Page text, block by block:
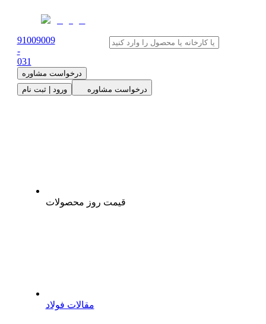
91009009
-
031
درخواست مشاوره
ورود | ثبت نام
درخواست مشاوره
قیمت روز محصولات
مقالات فولاد